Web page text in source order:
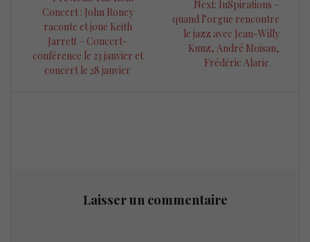
l’article
post:
Concert : John Roney
raconte et joue Keith
Jarrett – Concert-
conférence le 23 janvier et
concert le 28 janvier
Next: Next
post:
InSpirations –
quand l’orgue rencontre
le jazz avec Jean-Willy
Kunz, André Moisan,
Frédéric Alarie
Laisser un commentaire